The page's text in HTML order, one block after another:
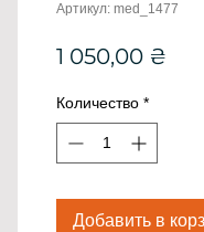
Артикул: med_1477
1 050,00 ₴
Количество *
Добавить в